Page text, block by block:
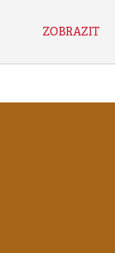
ZOBRAZIT